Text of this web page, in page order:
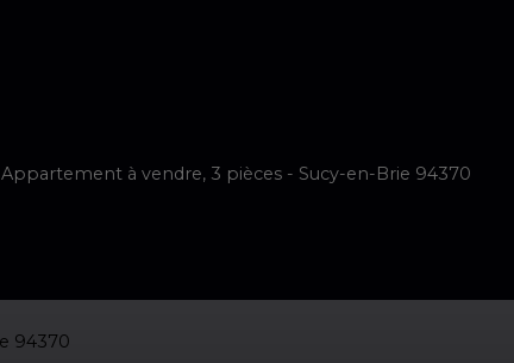
Appartement à vendre, 3 pièces - Sucy-en-Brie 94370